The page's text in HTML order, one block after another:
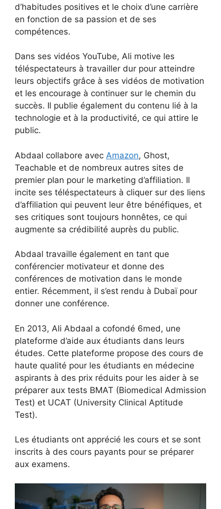
d’habitudes positives et le choix d’une carrière
en fonction de sa passion et de ses
compétences.
Dans ses vidéos YouTube, Ali motive les
téléspectateurs à travailler dur pour atteindre
leurs objectifs grâce à ses vidéos de motivation
et les encourage à continuer sur le chemin du
succès. Il publie également du contenu lié à la
technologie et à la productivité, ce qui attire le
public.
Abdaal collabore avec Amazon, Ghost,
Teachable et de nombreux autres sites de
premier plan pour le marketing d’affiliation. Il
incite ses téléspectateurs à cliquer sur des liens
d’affiliation qui peuvent leur être bénéfiques, et
ses critiques sont toujours honnêtes, ce qui
augmente sa crédibilité auprès du public.
Abdaal travaille également en tant que
conférencier motivateur et donne des
conférences de motivation dans le monde
entier. Récemment, il s’est rendu à Dubaï pour
donner une conférence.
En 2013, Ali Abdaal a cofondé 6med, une
plateforme d’aide aux étudiants dans leurs
études. Cette plateforme propose des cours de
haute qualité pour les étudiants en médecine
aspirants à des prix réduits pour les aider à se
préparer aux tests BMAT (Biomedical Admission
Test) et UCAT (University Clinical Aptitude
Test).
Les étudiants ont apprécié les cours et se sont
inscrits à des cours payants pour se préparer
aux examens.